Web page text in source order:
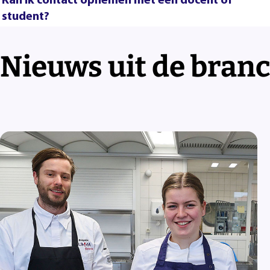
student?
Nieuws uit de